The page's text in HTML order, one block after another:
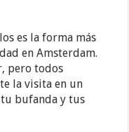
es la forma más
en Amsterdam.
pero todos
la visita en un
bufanda y tus